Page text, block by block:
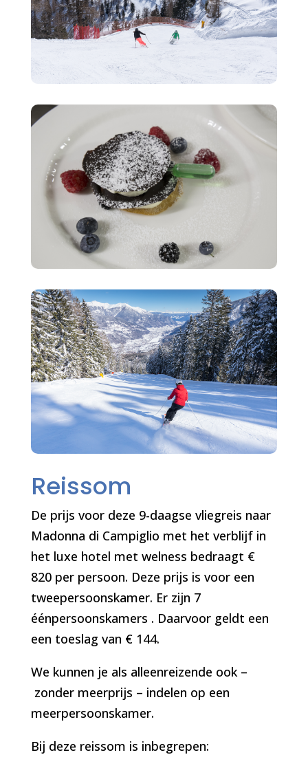
Reissom
De prijs voor deze 9-daagse vliegreis naar
Madonna di Campiglio met het verblijf in
het luxe hotel met welness bedraagt €
820 per persoon. Deze prijs is voor een
tweepersoonskamer. Er zijn 7
éénpersoonskamers . Daarvoor geldt een
een toeslag van € 144.
We kunnen je als alleenreizende ook –
zonder meerprijs – indelen op een
meerpersoonskamer.
Bij deze reissom is inbegrepen: